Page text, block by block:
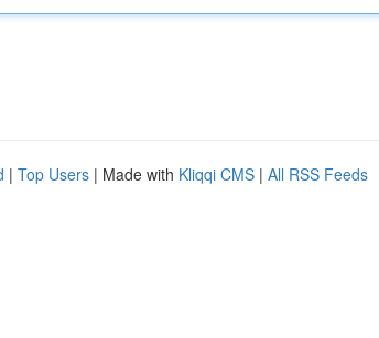
| Top Users | Made with Kliqqi CMS | All RSS Feeds